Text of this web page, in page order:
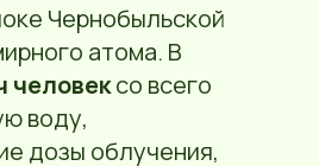
Чернобыльской
атома. В
человексо всего
воду,
дозы облучения,